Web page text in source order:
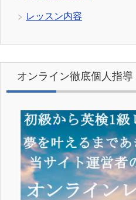
レッスン内容
オンライン徹底個人指導